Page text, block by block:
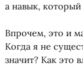
а навык,
Впрочем, это и
Когда я не
значит? Как это